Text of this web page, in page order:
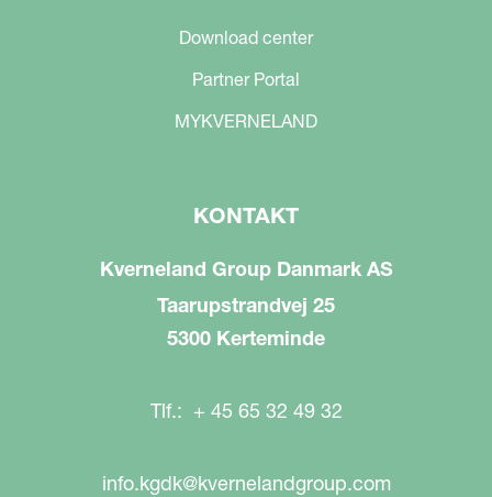
Download center
Partner Portal
MYKVERNELAND
KONTAKT
Kverneland Group Danmark AS
Taarupstrandvej 25
5300 Kerteminde
Tlf.: + 45 65 32 49 32
info.kgdk@kvernelandgroup.com